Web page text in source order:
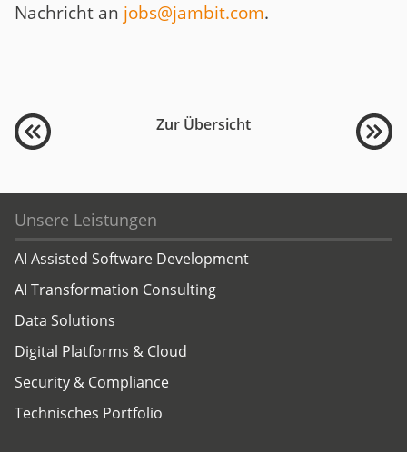
Nachricht an jobs@jambit.com.
Zur Übersicht
Unsere Leistungen
AI Assisted Software Development
AI Transformation Consulting
Data Solutions
Digital Platforms & Cloud
Security & Compliance
Technisches Portfolio